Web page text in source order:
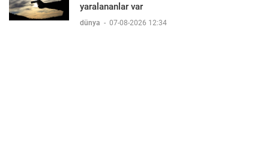
yaralananlar var
dünya - 07-08-2026 12:34